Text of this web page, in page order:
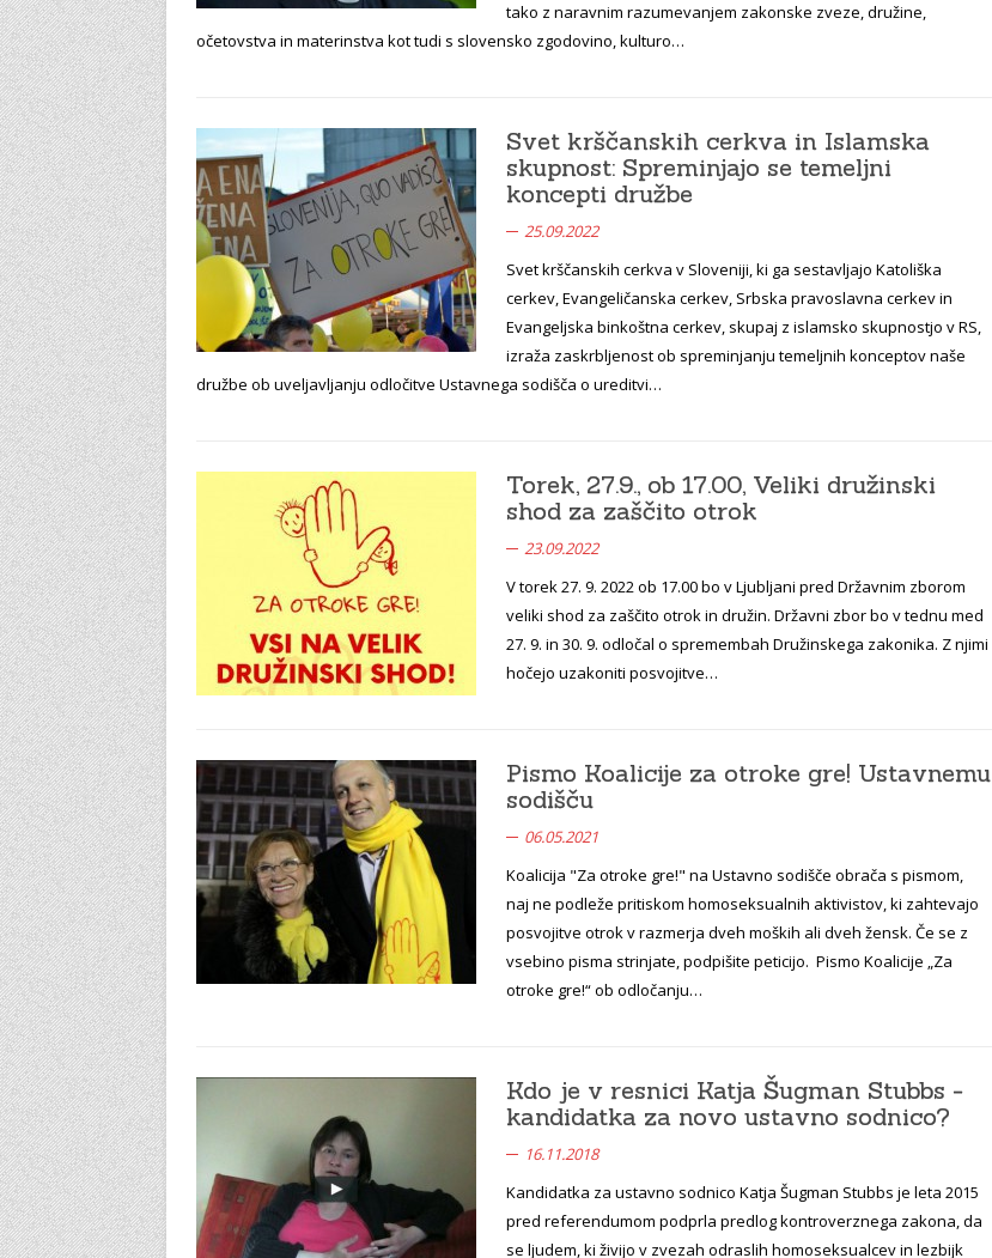
tako z naravnim razumevanjem zakonske zveze, družine,
očetovstva in materinstva kot tudi s slovensko zgodovino, kulturo…
Svet krščanskih cerkva in Islamska
skupnost: Spreminjajo se temeljni
koncepti družbe
25.09.2022
Svet krščanskih cerkva v Sloveniji, ki ga sestavljajo Katoliška
cerkev, Evangeličanska cerkev, Srbska pravoslavna cerkev in
Evangeljska binkoštna cerkev, skupaj z islamsko skupnostjo v RS,
izraža zaskrbljenost ob spreminjanju temeljnih konceptov naše
družbe ob uveljavljanju odločitve Ustavnega sodišča o ureditvi…
Torek, 27.9., ob 17.00, Veliki družinski
shod za zaščito otrok
23.09.2022
V torek 27. 9. 2022 ob 17.00 bo v Ljubljani pred Državnim zborom
veliki shod za zaščito otrok in družin. Državni zbor bo v tednu med
27. 9. in 30. 9. odločal o spremembah Družinskega zakonika. Z njimi
hočejo uzakoniti posvojitve…
Pismo Koalicije za otroke gre! Ustavnemu
sodišču
06.05.2021
Koalicija "Za otroke gre!" na Ustavno sodišče obrača s pismom,
naj ne podleže pritiskom homoseksualnih aktivistov, ki zahtevajo
posvojitve otrok v razmerja dveh moških ali dveh žensk. Če se z
vsebino pisma strinjate, podpišite peticijo. Pismo Koalicije „Za
otroke gre!“ ob odločanju…
Kdo je v resnici Katja Šugman Stubbs -
kandidatka za novo ustavno sodnico?
16.11.2018
Kandidatka za ustavno sodnico Katja Šugman Stubbs je leta 2015
pred referendumom podprla predlog kontroverznega zakona, da
se ljudem, ki živijo v zvezah odraslih homoseksualcev in lezbijk